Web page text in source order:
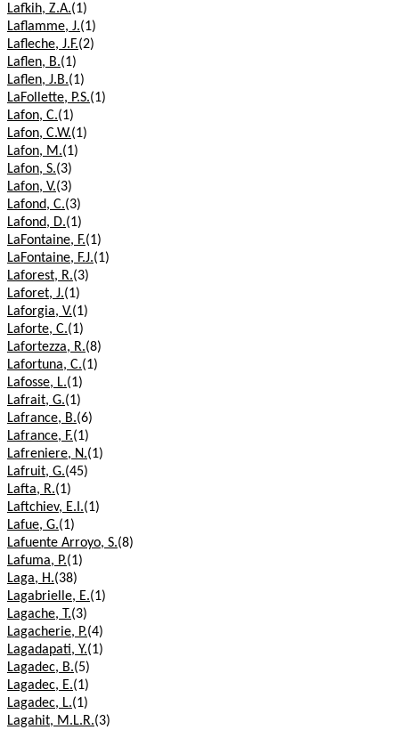
Lafkih, Z.A.(1)
Laflamme, J.(1)
Lafleche, J.F.(2)
Laflen, B.(1)
Laflen, J.B.(1)
LaFollette, P.S.(1)
Lafon, C.(1)
Lafon, C.W.(1)
Lafon, M.(1)
Lafon, S.(3)
Lafon, V.(3)
Lafond, C.(3)
Lafond, D.(1)
LaFontaine, F.(1)
LaFontaine, F.J.(1)
Laforest, R.(3)
Laforet, J.(1)
Laforgia, V.(1)
Laforte, C.(1)
Lafortezza, R.(8)
Lafortuna, C.(1)
Lafosse, L.(1)
Lafrait, G.(1)
Lafrance, B.(6)
Lafrance, F.(1)
Lafreniere, N.(1)
Lafruit, G.(45)
Lafta, R.(1)
Laftchiev, E.I.(1)
Lafue, G.(1)
Lafuente Arroyo, S.(8)
Lafuma, P.(1)
Laga, H.(38)
Lagabrielle, E.(1)
Lagache, T.(3)
Lagacherie, P.(4)
Lagadapati, Y.(1)
Lagadec, B.(5)
Lagadec, E.(1)
Lagadec, L.(1)
Lagahit, M.L.R.(3)